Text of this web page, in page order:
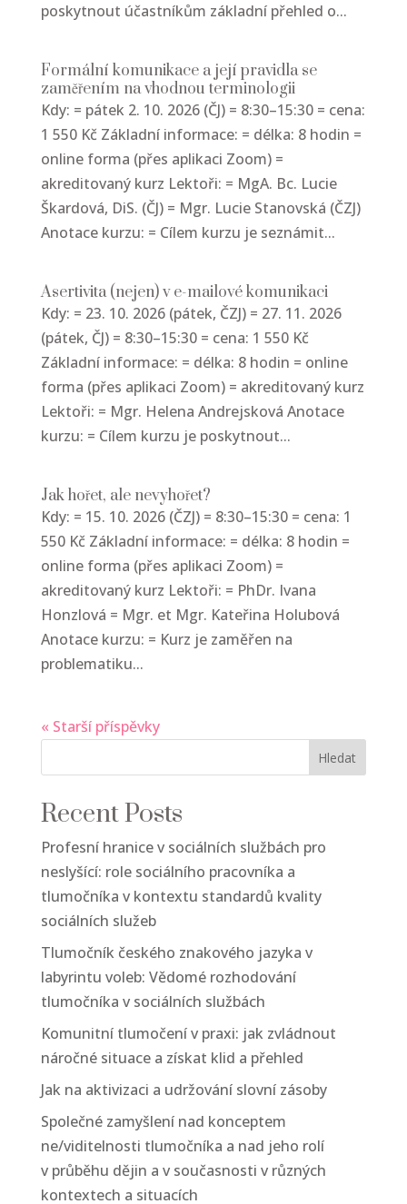
poskytnout účastníkům základní přehled o...
Formální komunikace a její pravidla se
zaměřením na vhodnou terminologii
Kdy: = pátek 2. 10. 2026 (ČJ) = 8:30–15:30 = cena:
1 550 Kč Základní informace: = délka: 8 hodin =
online forma (přes aplikaci Zoom) =
akreditovaný kurz Lektoři: = MgA. Bc. Lucie
Škardová, DiS. (ČJ) = Mgr. Lucie Stanovská (ČZJ)
Anotace kurzu: = Cílem kurzu je seznámit...
Asertivita (nejen) v e-mailové komunikaci
Kdy: = 23. 10. 2026 (pátek, ČZJ) = 27. 11. 2026
(pátek, ČJ) = 8:30–15:30 = cena: 1 550 Kč
Základní informace: = délka: 8 hodin = online
forma (přes aplikaci Zoom) = akreditovaný kurz
Lektoři: = Mgr. Helena Andrejsková Anotace
kurzu: = Cílem kurzu je poskytnout...
Jak hořet, ale nevyhořet?
Kdy: = 15. 10. 2026 (ČZJ) = 8:30–15:30 = cena: 1
550 Kč Základní informace: = délka: 8 hodin =
online forma (přes aplikaci Zoom) =
akreditovaný kurz Lektoři: = PhDr. Ivana
Honzlová = Mgr. et Mgr. Kateřina Holubová
Anotace kurzu: = Kurz je zaměřen na
problematiku...
« Starší příspěvky
Hledat
Recent Posts
Profesní hranice v sociálních službách pro
neslyšící: role sociálního pracovníka a
tlumočníka v kontextu standardů kvality
sociálních služeb
Tlumočník českého znakového jazyka v
labyrintu voleb: Vědomé rozhodování
tlumočníka v sociálních službách
Komunitní tlumočení v praxi: jak zvládnout
náročné situace a získat klid a přehled
Jak na aktivizaci a udržování slovní zásoby
Společné zamyšlení nad konceptem
ne/viditelnosti tlumočníka a nad jeho rolí
v průběhu dějin a v současnosti v různých
kontextech a situacích